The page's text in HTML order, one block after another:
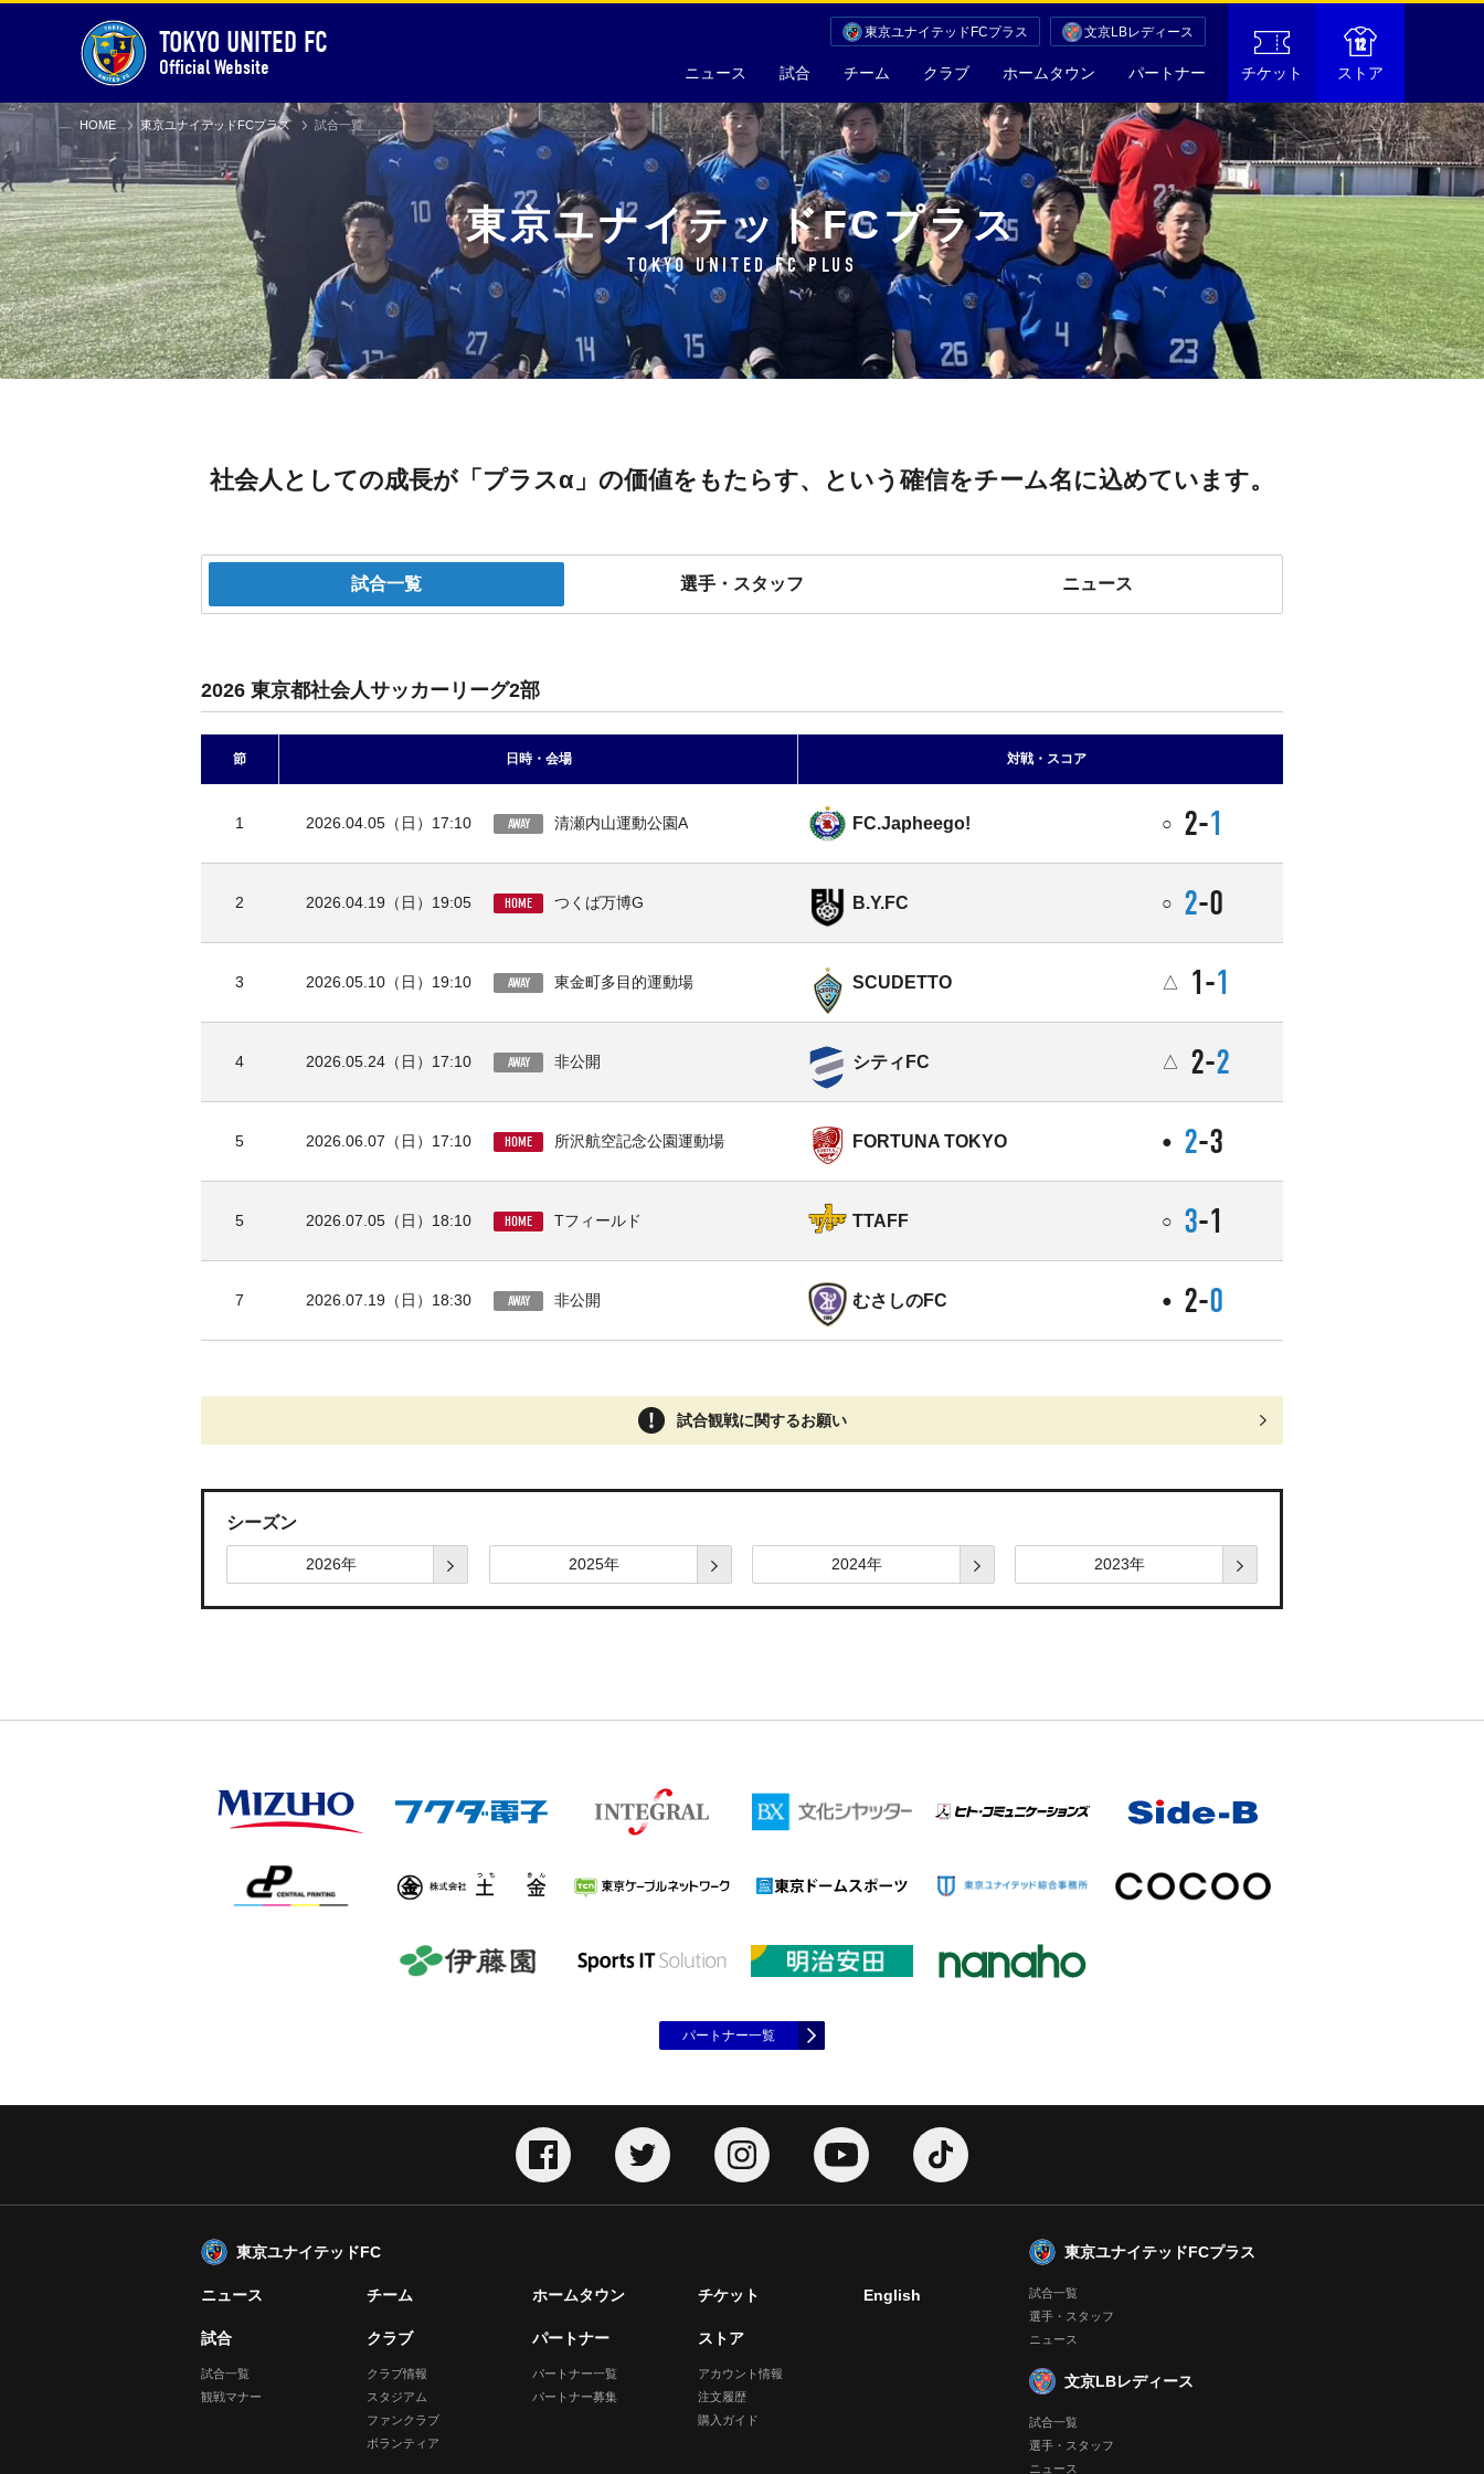
TOKYO UNITED FC
Official Website ニュース 試合 チーム クラブ ホームタウン パートナー チケット ストア
東京ユナイテッドFCプラス 文京LBレディース
HOME 東京ユナイテッドFCプラス 試合一覧
東京ユナイテッドFCプラス
TOKYO UNITED FC PLUS
社会人としての成長が「プラスα」の価値をもたらす、という確信をチーム名に込めています。
試合一覧 選手・スタッフ ニュース
2026 東京都社会人サッカーリーグ2部
節 日時・会場 対戦・スコア
1 2026.04.05（日）17:10 AWAY 清瀬内山運動公園A FC.Japheego! ○ 2-1
2 2026.04.19（日）19:05 HOME つくば万博G B.Y.FC ○ 2-0
3 2026.05.10（日）19:10 AWAY 東金町多目的運動場 SCUDETTO △ 1-1
4 2026.05.24（日）17:10 AWAY 非公開 シティFC △ 2-2
5 2026.06.07（日）17:10 HOME 所沢航空記念公園運動場 FORTUNA TOKYO ● 2-3
5 2026.07.05（日）18:10 HOME Tフィールド TTAFF ○ 3-1
7 2026.07.19（日）18:30 AWAY 非公開 むさしのFC ● 2-0
試合観戦に関するお願い
シーズン
2026年 2025年 2024年 2023年
パートナー一覧
東京ユナイテッドFC
ニュース
試合
試合一覧
観戦マナー
チーム
クラブ
クラブ情報
スタジアム
ファンクラブ
ボランティア
ホームタウン
パートナー
パートナー一覧
パートナー募集
チケット
ストア
アカウント情報
注文履歴
購入ガイド
English
東京ユナイテッドFCプラス
試合一覧
選手・スタッフ
ニュース
文京LBレディース
試合一覧
選手・スタッフ
ニュース